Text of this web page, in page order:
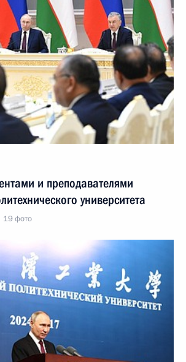
и преподавателями
университета
19 фото